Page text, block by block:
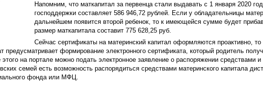
Напомним, что маткапитал за первенца стали выдавать с 1 января 2020
господдержки составляет 586 946,72 рублей. Если у обладательницы
дальнейшем появится второй ребенок, то к имеющейся сумме будет
размер маткапитала составит 775 628,25 руб.
Сейчас сертификаты на материнский капитал оформляются проактивно, то
предусматривает формирование электронного сертификата, который родитель
на портале можно подать электронное заявление о распоряжении средствами и
семей есть возможность распорядиться средствами материнского капитала
фонда или МФЦ.